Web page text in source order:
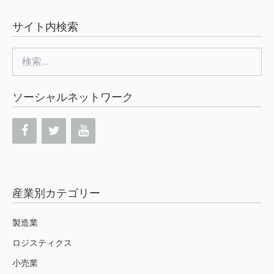
サイト内検索
索:
ソーシャルネットワーク
産業別カテゴリー
製造業
ロジスティクス
小売業